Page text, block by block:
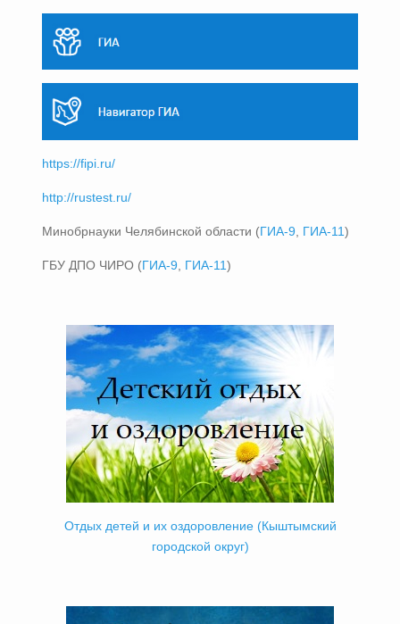
https://fipi.ru/
http://rustest.ru/
Минобрнауки Челябинской области (ГИА-9 ГИА-11)
ГБУ ДПО ЧИРО (ГИА-9 ГИА-11)
Отдых детей и их оздоровление (Кыштымский
городской округ)